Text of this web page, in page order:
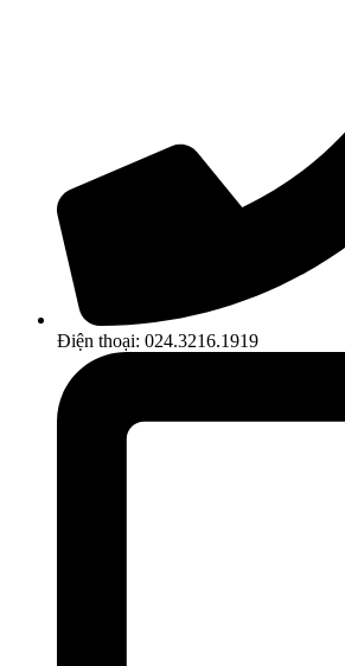
Điện thoại: 024.3216.1919